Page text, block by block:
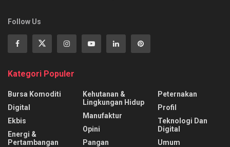
Follow Us
Kategori Populer
Bursa Komoditi
Digital
Ekbis
Energi &
Pertambangan
Kehutanan &
Lingkungan Hidup
Manufaktur
Opini
Pangan
Peternakan
Profil
Teknologi Dan
Digital
Umum